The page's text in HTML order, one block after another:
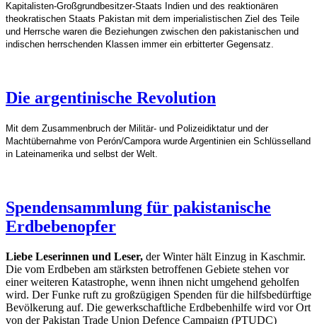
Kapitalisten-Großgrundbesitzer-Staats Indien und des reaktionären
theokratischen Staats Pakistan mit dem imperialistischen Ziel des Teile
und Herrsche waren die Beziehungen zwischen den pakistanischen und
indischen herrschenden Klassen immer ein erbitterter Gegensatz.
Die argentinische Revolution
Mit dem Zusammenbruch der Militär- und Polizeidiktatur und der
Machtübernahme von Perón/Campora wurde Argentinien ein Schlüsselland
in Lateinamerika und selbst der Welt.
Spendensammlung für pakistanische
Erdbebenopfer
Liebe Leserinnen und Leser, der Winter hält Einzug in Kaschmir.
Die vom Erdbeben am stärksten betroffenen Gebiete stehen vor
einer weiteren Katastrophe, wenn ihnen nicht umgehend geholfen
wird. Der Funke ruft zu großzügigen Spenden für die hilfsbedürftige
Bevölkerung auf. Die gewerkschaftliche Erdbebenhilfe wird vor Ort
von der Pakistan Trade Union Defence Campaign (PTUDC)